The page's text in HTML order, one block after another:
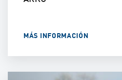
MÁS INFORMACIÓN